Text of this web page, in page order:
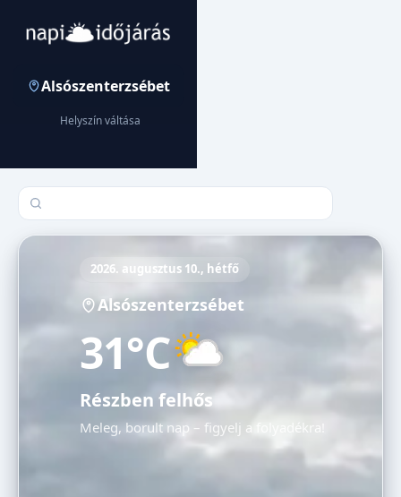
Alsószenterzsébet
Helyszín váltása
Település keresése
2026. augusztus 10., hétfő
Alsószenterzsébet
31°C
Részben felhős
Meleg, borult nap – figyelj a folyadékra!